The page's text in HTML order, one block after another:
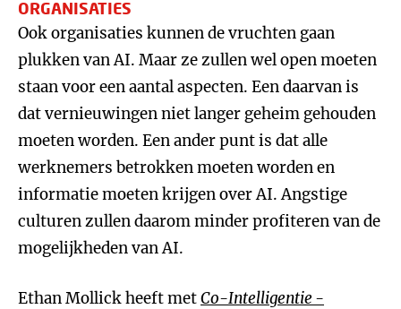
ORGANISATIES
Ook organisaties kunnen de vruchten gaan
plukken van AI. Maar ze zullen wel open moeten
staan voor een aantal aspecten. Een daarvan is
dat vernieuwingen niet langer geheim gehouden
moeten worden. Een ander punt is dat alle
werknemers betrokken moeten worden en
informatie moeten krijgen over AI. Angstige
culturen zullen daarom minder profiteren van de
mogelijkheden van AI.
Ethan Mollick heeft metCo-Intelligentie -